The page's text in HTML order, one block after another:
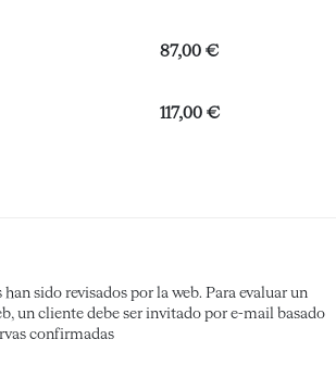
87,00 €
117,00 €
sido revisados por la web. Para evaluar un
un cliente debe ser invitado por e-mail basado
confirmadas